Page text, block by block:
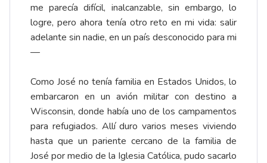
me parecía difícil, inalcanzable, sin embargo, lo
logre, pero ahora tenía otro reto en mi vida: salir
adelante sin nadie, en un país desconocido para mi
—
Como José no tenía familia en Estados Unidos, lo
embarcaron en un avión militar con destino a
Wisconsin, donde había uno de los campamentos
para refugiados. Allí duro varios meses viviendo
hasta que un pariente cercano de la familia de
José por medio de la Iglesia Católica, pudo sacarlo